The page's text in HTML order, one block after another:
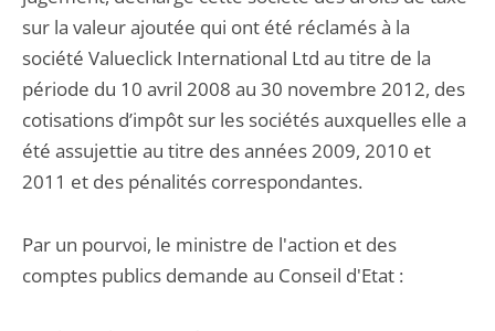
sur la valeur ajoutée qui ont été réclamés à la
société Valueclick International Ltd au titre de la
période du 10 avril 2008 au 30 novembre 2012, des
cotisations d’impôt sur les sociétés auxquelles elle a
été assujettie au titre des années 2009, 2010 et
2011 et des pénalités correspondantes.
Par un pourvoi, le ministre de l'action et des
comptes publics demande au Conseil d'Etat :